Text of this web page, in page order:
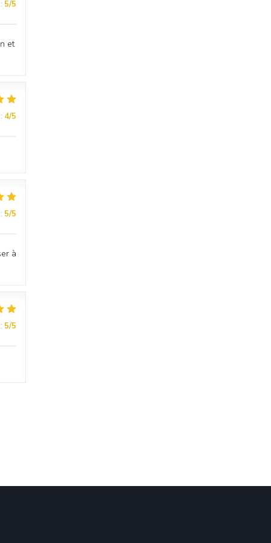
: 5/5
et
: 4/5
: 5/5
à
: 5/5